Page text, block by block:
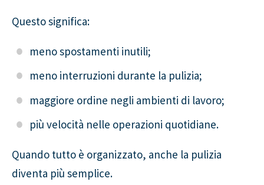
Questo significa:
meno spostamenti inutili;
meno interruzioni durante la pulizia;
maggiore ordine negli ambienti di lavoro;
più velocità nelle operazioni quotidiane.
Quando tutto è organizzato, anche la pulizia
diventa più semplice.